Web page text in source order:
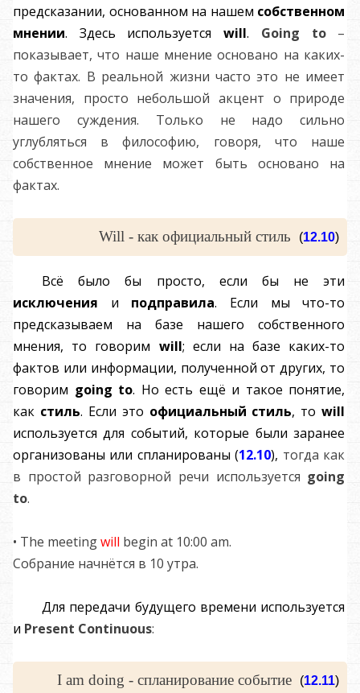
предсказании, основанном на нашем собственном
мнении. Здесь используетсяwill. Going to–
показывает, что наше мнение основано на каких-
то фактах. В реальной жизни часто это не имеет
значения, просто небольшой акцент о природе
нашего суждения. Только не надо сильно
углубляться в философию, говоря, что наше
собственное мнение может быть основано на
фактах.
Will - как официальный стиль (12.10)
Всё было бы просто, если бы не эти
исключения и подправила. Если мы что-то
предсказываем на базе нашего собственного
мнения, то говорим will; если на базе каких-то
фактов или информации, полученной от других, то
говорим going to. Но есть ещё и такое понятие,
как стиль. Если это официальный стиль, тоwill
используется для событий, которые были заранее
организованы или спланированы(12.10), тогда как
в простой разговорной речи используется going
to.
• The meetingwill begin at 10:00 am.
Собрание начнётся в 10 утра.
Для передачи будущего времени используется
и Present Continuous:
I am doing - спланирование событие (12.11)